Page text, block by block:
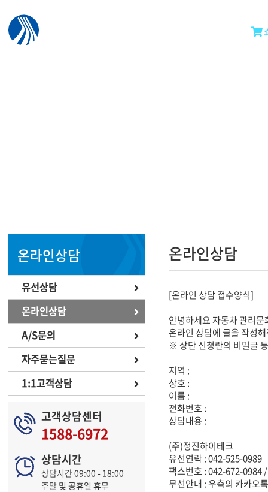
온라인상담
유선상담
온라인상담
A/S문의
자주묻는질문
1:1고객상담
고객상담센터
1588-6972
상담시간
상담시간 09:00 - 18:00
주말 및 공휴일 휴무
온라인상담
[온라인 상담 접수양식]
안녕하세요 자동차 관리
온라인 상담에 글을 작성
※ 상단 신청란의 비밀글
지역 :
상호 :
이름 :
전화번호 :
상담내용 :
(주)정진하이테크
유선연락 : 042-525-0989
팩스번호 : 042-672-0984
무선안내 : 우측의 카카오